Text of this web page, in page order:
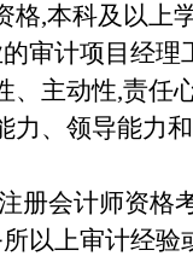
格,本科及以上
审计项目经
、主动性,责任
力、领导能力
册会计师资格
以上审计经